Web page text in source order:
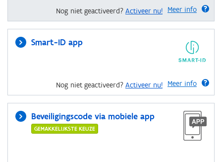
Meer info
Nog niet geactiveerd? Activeer nu!
Smart-ID app
Meer info
Nog niet geactiveerd? Activeer nu!
Beveiligingscode via mobiele app
GEMAKKELIJKSTE KEUZE